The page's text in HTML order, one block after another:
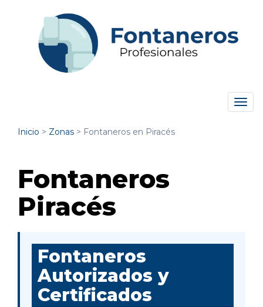
Inicio > Zonas > Fontaneros en Piracés
Fontaneros
Piracés
Fontaneros
Autorizados y
Certificados